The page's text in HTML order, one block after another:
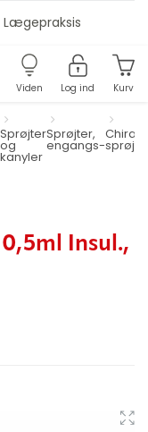
Lægepraksis
Viden Log ind Kurv
Sprøjter
og
kanyler
Sprøjter,
engangs-
Insul.,